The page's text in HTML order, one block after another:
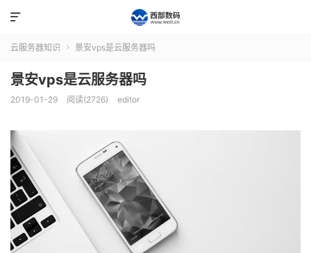

云服务器知识  景安vps是云服务器吗
景安vps是云服务器吗
2019-01-29 阅读(2726) editor